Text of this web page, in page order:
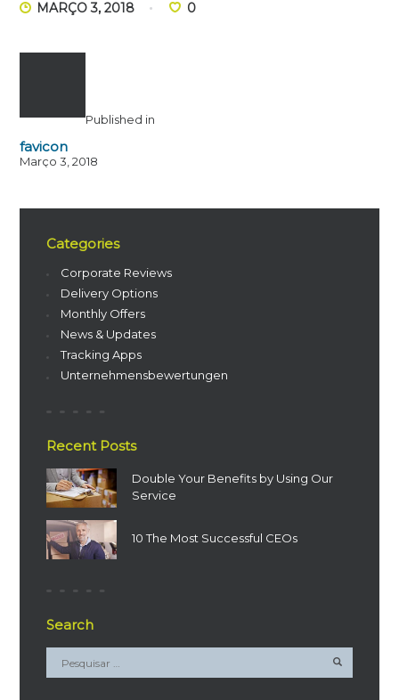
MARÇO 3, 2018 0
Published in
favicon
Março 3, 2018
Categories
Corporate Reviews
Delivery Options
Monthly Offers
News & Updates
Tracking Apps
Unternehmensbewertungen
Recent Posts
Double Your Benefits by Using Our
Service
10 The Most Successful CEOs
Search